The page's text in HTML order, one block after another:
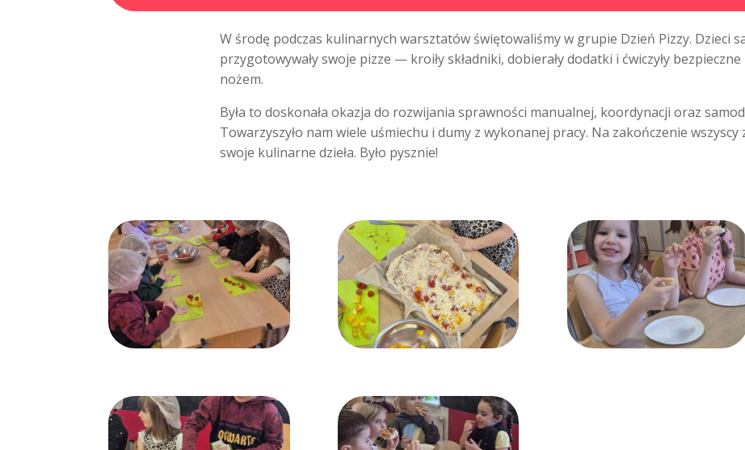
W środę podczas kulinarnych warsztatów świętowaliśmy w grupie Dzień Pizzy. Dzieci
przygotowywały swoje pizze — kroiły składniki, dobierały dodatki i ćwiczyły
nożem.
Była to doskonała okazja do rozwijania sprawności manualnej, koordynacji oraz
Towarzyszyło nam wiele uśmiechu i dumy z wykonanej pracy. Na zakończenie wszyscy
swoje kulinarne dzieła. Było pysznie!